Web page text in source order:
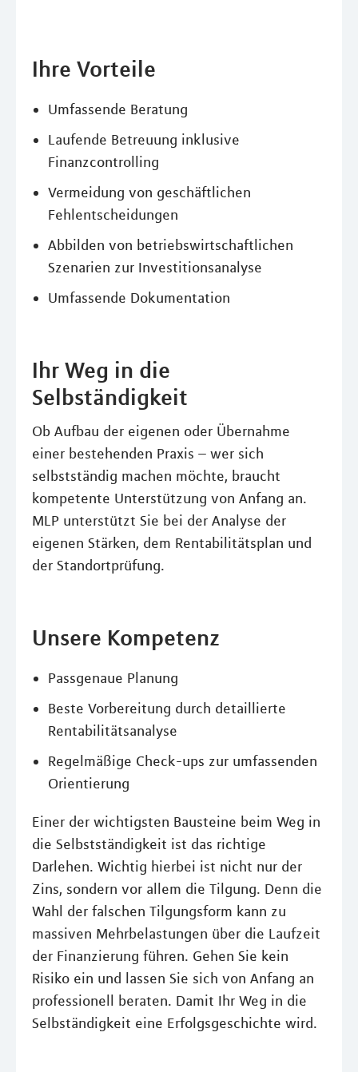
Ihre Vorteile
Umfassende Beratung
Laufende Betreuung inklusive
Finanzcontrolling
Vermeidung von geschäftlichen
Fehlentscheidungen
Abbilden von betriebswirtschaftlichen
Szenarien zur Investitionsanalyse
Umfassende Dokumentation
Ihr Weg in die
Selbständigkeit
Ob Aufbau der eigenen oder Übernahme
einer bestehenden Praxis – wer sich
selbstständig machen möchte, braucht
kompetente Unterstützung von Anfang an.
MLP unterstützt Sie bei der Analyse der
eigenen Stärken, dem Rentabilitätsplan und
der Standortprüfung.
Unsere Kompetenz
Passgenaue Planung
Beste Vorbereitung durch detaillierte
Rentabilitätsanalyse
Regelmäßige Check-ups zur umfassenden
Orientierung
Einer der wichtigsten Bausteine beim Weg in
die Selbstständigkeit ist das richtige
Darlehen. Wichtig hierbei ist nicht nur der
Zins, sondern vor allem die Tilgung. Denn die
Wahl der falschen Tilgungsform kann zu
massiven Mehrbelastungen über die Laufzeit
der Finanzierung führen. Gehen Sie kein
Risiko ein und lassen Sie sich von Anfang an
professionell beraten. Damit Ihr Weg in die
Selbständigkeit eine Erfolgsgeschichte wird.